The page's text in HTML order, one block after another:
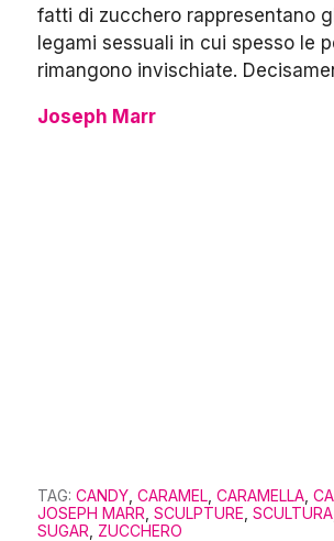
fatti di zucchero rappresentano
legami sessuali in cui spesso le
rimangono invischiate.
Joseph Marr
TAG: CANDY CARAMEL CARAMELLA
JOSEPH MARR SCULPTURE SCULTURA
SUGAR ZUCCHERO